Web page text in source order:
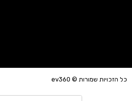
כל הזכויות שמורות © ev360